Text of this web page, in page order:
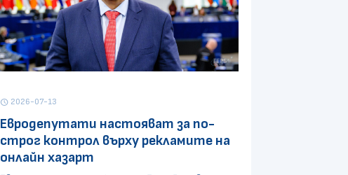
schedule 2026-07-13
Евродепутати настояват за по-
строг контрол върху рекламите на
онлайн хазарт